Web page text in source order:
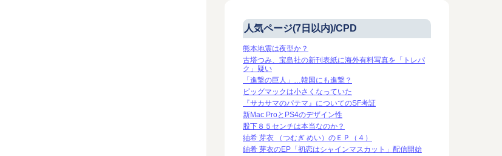
人気ページ(7日以内)/CPD
熊本地震は夜型か？
古塔つみ、宝島社の新刊表紙に海外有料写真を「トレパ
ク」疑い
「進撃の巨人」…韓国にも進撃？
ビッグマックは小さくなっていた
『サカサマのパテマ』についてのSF考証
新Mac ProとPS4のデザイン性
股下８５センチは本当なのか？
紬希 芽衣 （つむぎ めい）のＥＰ（４）
紬希 芽衣のEP「初恋はシャインマスカット」配信開始